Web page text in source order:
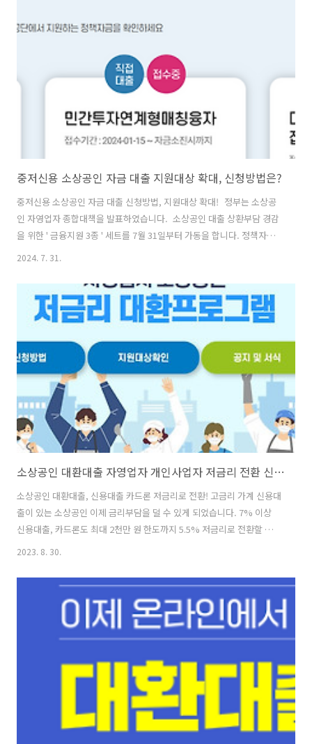
상 확인서 발급 소상공인 정책자금 누리집을 통해서 지원대상 조회, 대환
세요. -> 소상공인 대환대출 신청!(ols.semas.or.kr) 소상공인 대환대..
중저신용 소상공인 자금 대출 지원대상 확대, 신청방법은?
중저신용 소상공인 자금 대출 신청방법, 지원대상 확대! 정부는 소상공
인 자영업자 종합대책을 발표하였습니다. 소상공인 대출 상환부담 경감
을 위한 ' 금융지원 3종 ' 세트를 7월 31일부터 가동을 합니다. 정책자금
상환연장, 지역신보 전환보증 신설, 대환대출 지원 요건 완화, 저신용 중
조달에 어려움을 겪고 있는 중저신용 소상공인을 대상으로 2,000억 원
규모 정책자금을 지원한다고 합니다. 자금 소진 시 신청이 불가하니, 지
금 바로 확인해 보시길 바랍니다. 그럼 중저신용자 소상공인 자금 직접대
인 대출 신청 중저신용 소상공인 자금 대출 신청 소상공인 정책자금 누
리..
2024. 7. 31.
소상공인 대환대출 자영업자 개인사업자 저금리 전환 신용대출,카드론도 가능합니다!
소상공인 대환대출, 신용대출 카드론 저금리로 전환! 고금리 가계 신용대
출이 있는 소상공인 이제 금리부담을 덜 수 있게 되었습니다. 7% 이상
신용대출, 카드론도 최대 2천만 원 한도까지 5.5% 저금리로 전환할 수
있습니다. 정부 지원정책은 예산이 한정적입니다. 빠른 신청이 중요합니
알아보겠습니다. 소상공인 대환대출 소상공인 저금리 대환 프로그램 자
영업자, 소상공인 저금리 대환 프로그램 대환대출은 저금리로 누리집 홈
페이지에 확인 가능합니다. → 대환대출 누리집 (저금리로.kr) 소상공인
저금리 대환 프로그램 지원대상 현재 정상 영업중 20년1월1일 부터 23
2023. 8. 30.